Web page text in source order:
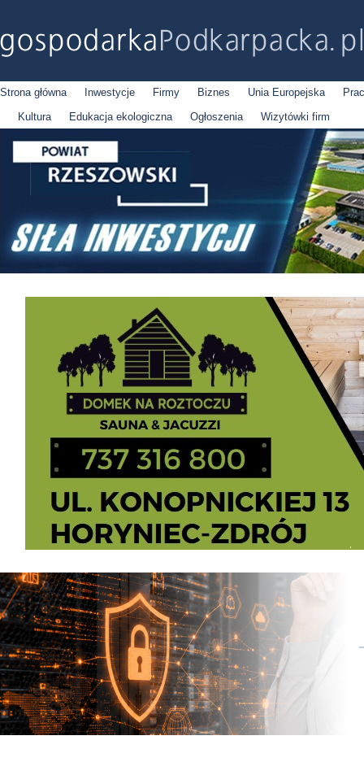
Strona główna Inwestycje Firmy Biznes Unia Europejska
Kultura
Edukacja ekologiczna Ogłoszenia Wizytówki firm